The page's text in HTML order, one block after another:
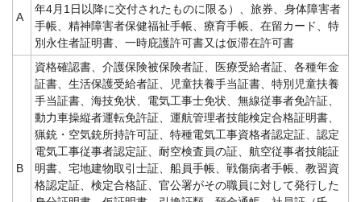
A
年4月1日以降に交付されたものに限る）、旅券、身体障害者
手帳、精神障害者保健福祉手帳、療育手帳、在留カード、特
別永住者証明書、一時庇護許可書又は仮滞在許可書
B
資格確認書、介護保険被保険者証、医療受給者証、各種年金
証書、生活保護受給者証、児童扶養手当証書、特別児童扶養
手当証書、海技免状、電気工事士免状、無線従事者免許証、
動力車操縦者運転免許証、運航管理者技能検定合格証明書、
猟銃・空気銃所持許可証、特種電気工事資格者認定証、認定
電気工事従事者認定証、耐空検査員の証、航空従事者技能証
明書、宅地建物取引士証、船員手帳、戦傷病者手帳、教習資
格認定証、検定合格証、官公署がその職員に対して発行した